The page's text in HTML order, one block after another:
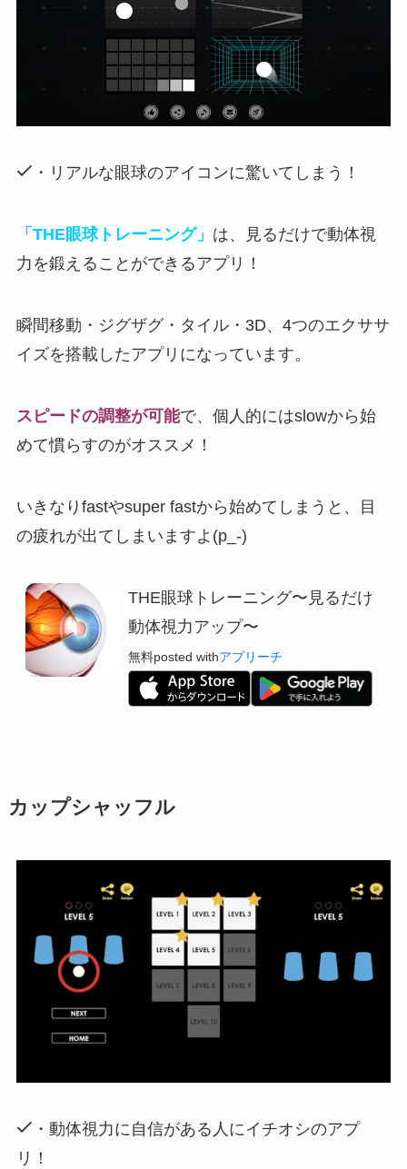
・リアルな眼球のアイコンに驚いてしまう！
「THE眼球トレーニング」 は、見るだけで動体視
力を鍛えることができるアプリ！
瞬間移動・ジグザグ・タイル・3D、 4つのエクササ
イズを搭載したアプリになっています。
スピードの調整が可能で、個人的にはslowから始
めて慣らすのがオススメ！
いきなりfastやsuper fastから始めてしまうと、目
の疲れが出てしまいますよ(p_-)
THE眼球トレーニング〜見るだけ
動体視力アップ〜
無料posted withアプリーチ
カップシャッフル
・動体視力に自信がある人にイチオシのアプ
リ！